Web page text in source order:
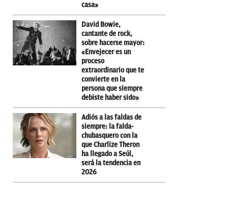
casa»
David Bowie,
cantante de rock,
sobre hacerse mayor:
«Envejecer es un
proceso
extraordinario que te
convierte en la
persona que siempre
debiste haber sido»
Adiós a las faldas de
siempre: la falda-
chubasquero con la
que Charlize Theron
ha llegado a Seúl,
será la tendencia en
2026